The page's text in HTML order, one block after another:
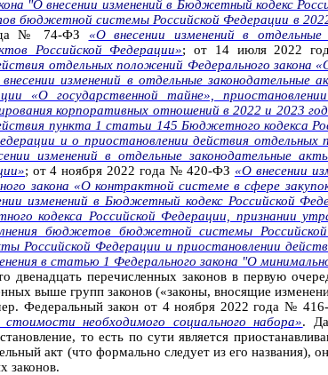
"О внесении изменений в Бюджетный кодекс
бюджетной системы Российской Федерации в
№ 74-ФЗ «О внесении изменений в
Российской Федерации»; от 14 июля 2022
отдельных положений Федерального закона
изменений в отдельные
«О государственной тайне»,
корпоративных отношений в 2022 и 2023
пункта 1 статьи 145 Бюджетного кодекса
и о приостановлении действия
изменений в отдельные законодательные
; от 4 ноября 2022 года № 420-ФЗ «О внесении
закона «О контрактной системе в сфере
изменений в Бюджетный кодекс Российской
кодекса Российской Федерации, признании
бюджетов бюджетной системы
Российской Федерации и приостановлении
в статью 1 Федерального закона "О
двенадцать перечисленных законов в первую
выше групп законов («законы, вносящие
Федеральный закон от 4 ноября 2022 года №
необходимого социального набора».
то есть по сути является
акт (что формально следует из его
законов.